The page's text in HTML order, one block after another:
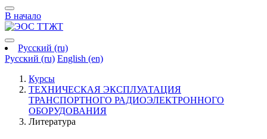
В начало
Русский ‎(ru)‎
Русский ‎(ru)‎ English ‎(en)‎
Курсы
ТЕХНИЧЕСКАЯ ЭКСПЛУАТАЦИЯ
ТРАНСПОРТНОГО РАДИОЭЛЕКТРОННОГО
ОБОРУДОВАНИЯ
Литература